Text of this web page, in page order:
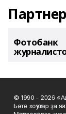
Фотобанк
© 1990 - 2026
Бөтә хоҡуҡтар ҙа